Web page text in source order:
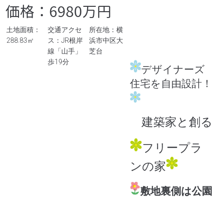
価格：6980万円
土地面積：
288.83㎡
交通アクセ
ス：JR根岸
線「山手」
歩19分
所在地：横
浜市中区大
芝台
デザイナーズ
住宅を自由設計！
建築家と創る
フリープラ
ンの家
敷地裏側は公園